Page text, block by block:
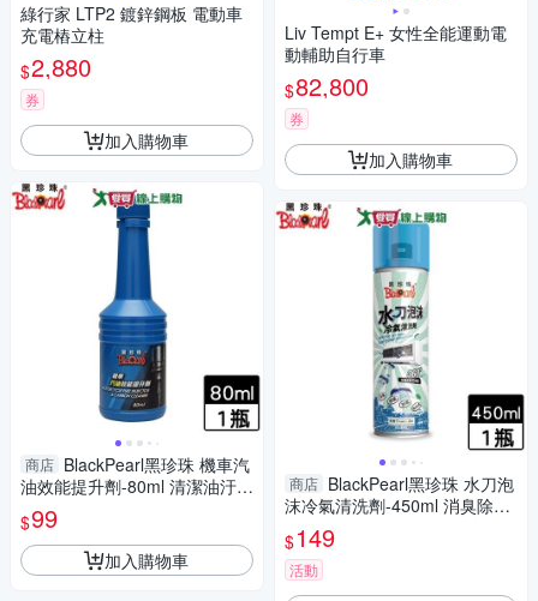
綠行家 LTP2 鍍鋅鋼板 電動車
充電樁立柱
$2,880
券
加入購物車
商店 BlackPearl黑珍珠 機車汽
油效能提升劑-80ml 清潔油汙
提升馬力 機車保養【愛買】
$99
加入購物車
Liv Tempt E+ 女性全能運動電
動輔助自行車
$82,800
券
加入購物車
商店 BlackPearl黑珍珠 水刀泡
沫冷氣清洗劑-450ml 消臭除菌
防霉免水洗 洗冷氣【愛買】
$149
活動